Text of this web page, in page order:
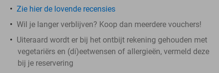
Zie hier de lovende recensies
Wil je langer verblijven? Koop dan meerdere vouchers!
Uiteraard wordt er bij het ontbijt rekening gehouden met
vegetariërs en (di)eetwensen of allergieën, vermeld deze
bij je reservering